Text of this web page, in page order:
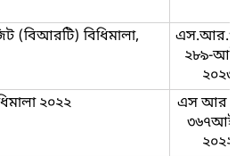
(বিআরটি) বিধিমালা,
এস.আর.ও.
২৮৯-
২০২৩
২০২২
এস আর ও
২০২২